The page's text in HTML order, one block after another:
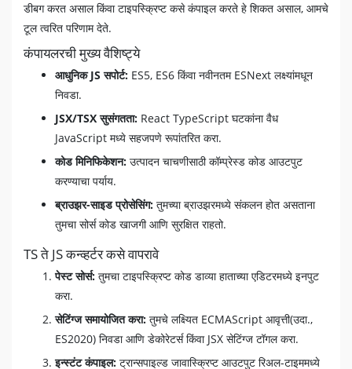
डीबग करत असाल किंवा टाइपस्क्रिप्ट कसे कंपाइल करते हे शिकत असाल, आमचे
टूल त्वरित परिणाम देते.
कंपायलरची मुख्य वैशिष्ट्ये
आधुनिक JS सपोर्ट: ES5, ES6 किंवा नवीनतम ESNext लक्ष्यांमधून
निवडा.
JSX/TSX सुसंगतता: React TypeScript घटकांना वैध
JavaScript मध्ये सहजपणे रूपांतरित करा.
कोड मिनिफिकेशन: उत्पादन चाचणीसाठी कॉम्प्रेस्ड कोड आउटपुट
करण्याचा पर्याय.
ब्राउझर-साइड प्रोसेसिंग: तुमच्या ब्राउझरमध्ये संकलन होत असताना
तुमचा सोर्स कोड खाजगी आणि सुरक्षित राहतो.
TS ते JS कन्व्हर्टर कसे वापरावे
पेस्ट सोर्स: तुमचा टाइपस्क्रिप्ट कोड डाव्या हाताच्या एडिटरमध्ये इनपुट
करा.
सेटिंग्ज समायोजित करा: तुमचे लक्ष्यित ECMAScript आवृत्ती(उदा.,
ES2020) निवडा आणि डेकोरेटर्स किंवा JSX सेटिंग्ज टॉगल करा.
इन्स्टंट कंपाइल: ट्रान्सपाइल्ड जावास्क्रिप्ट आउटपुट रिअल-टाइममध्ये